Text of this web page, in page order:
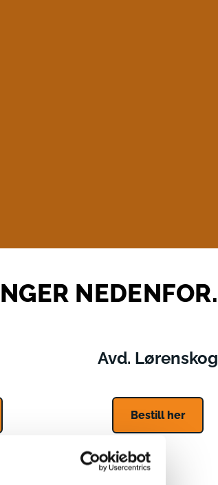
NEDENFOR.
Avd. Lørenskog
Bestill her